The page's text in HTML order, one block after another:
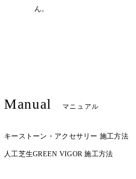
ん。
Manual マニュアル
キーストーン・アクセサリー 施工方法
人工芝生GREEN VIGOR 施工方法